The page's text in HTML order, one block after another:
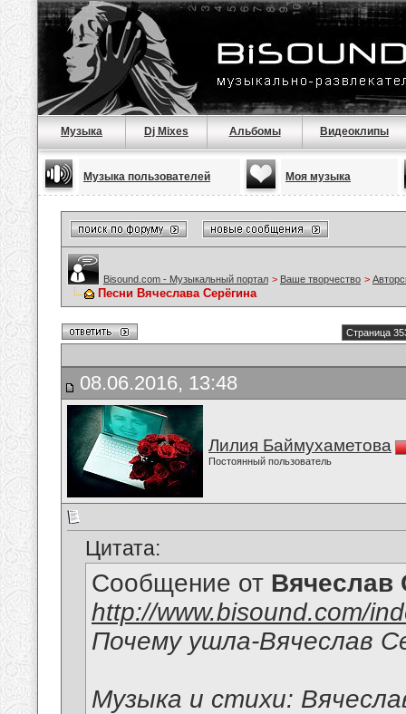
Музыка Dj Mixes Альбомы Видеоклипы
Музыка пользователей Моя музыка
Bisound.com - Музыкальный портал > Ваше творчество >
Песни Вячеслава Серёгина
Страница
08.06.2016, 13:48
Лилия Баймухаметова
Постоянный пользователь
Цитата:
Сообщение от Вячеслав
http://www.bisound.com/
Почему ушла-Вячеслав
Музыка и стихи: